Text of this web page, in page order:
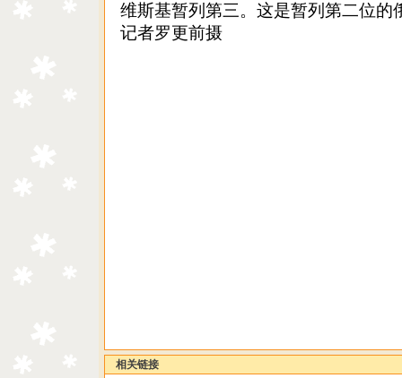
维斯基暂列第三。这是暂列第二位的
记者罗更前摄
相关链接